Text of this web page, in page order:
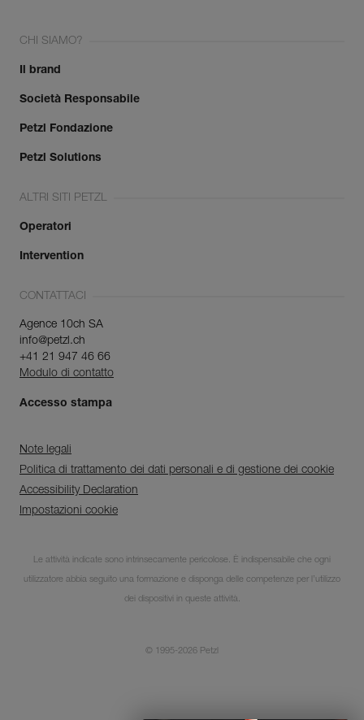
CHI SIAMO?
Il brand
Società Responsabile
Petzl Fondazione
Petzl Solutions
ALTRI SITI PETZL
Operatori
Intervention
CONTATTACI
Agence 10ch SA
info@petzl.ch
+41 21 947 46 66
Modulo di contatto
Accesso stampa
Note legali
Politica di trattamento dei dati personali e di gestione dei cookie
Accessibility Declaration
Impostazioni cookie
Le attività indicate sono intrinsecamente pericolose. È indispensabile che ogni
utilizzatore abbia seguito una formazione e disponga delle competenze per l’utilizzo
dei dispositivi in queste attività.
© 1995-2026 Petzl